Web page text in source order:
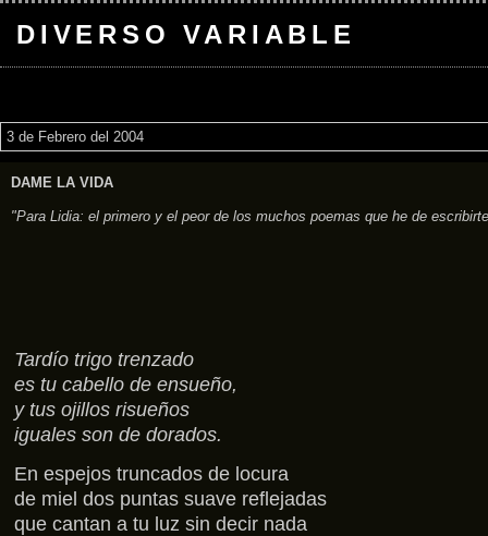
DIVERSO VARIABLE
3 de Febrero del 2004
DAME LA VIDA
"Para Lidia: el primero y el peor de los muchos poemas que he de
Tardío trigo trenzado
es tu cabello de ensueño,
y tus ojillos risueños
iguales son de dorados.
En espejos truncados de locura
de miel dos puntas suave reflejadas
que cantan a tu luz sin decir nada